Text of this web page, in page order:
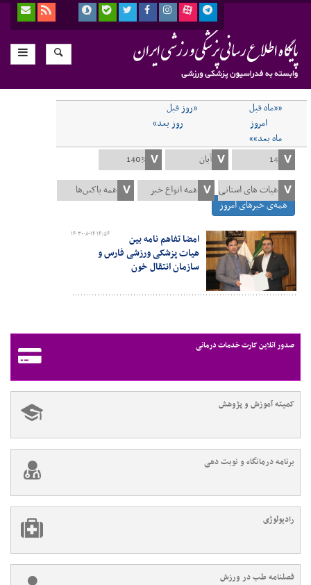
««ماه قبل
«روز قبل
امروز
روز بعد»
ماه بعد»»
همه‌ی خبرهای امروز
۱۴۰۳-۰۸-۱۴ ۱۴:۵۴
امضا تفاهم نامه بین
هیات پزشکی ورزشی فارس و
سازمان انتقال خون
صدور آنلاین کارت خدمات درمانی
کمیته آموزش و پژوهش
برنامه درمانگاه و نوبت دهی
رادیولوژی
فصلنامه طب در ورزش